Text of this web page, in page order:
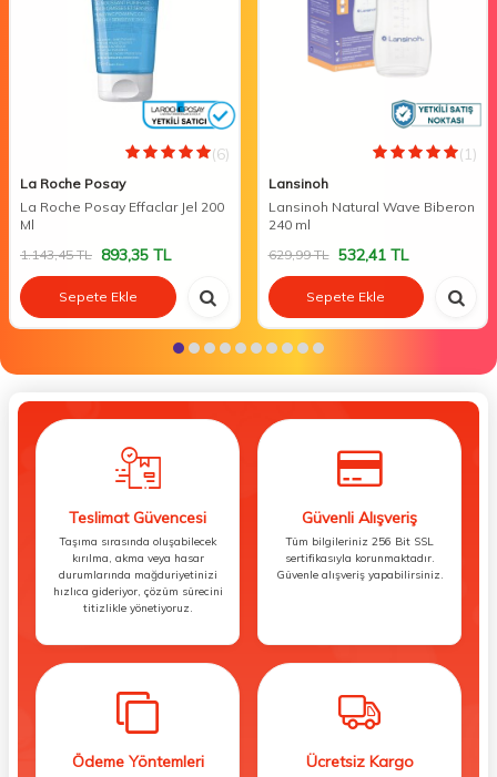
(6)
La Roche Posay
La Roche Posay Effaclar Jel 200
Ml
1.143,45TL 893,35 TL
Sepete Ekle
(1)
Lansinoh
Lansinoh Natural Wave Biberon
240 ml
629,99TL 532,41TL
Sepete Ekle
Teslimat Güvencesi
Taşıma sırasında oluşabilecek
kırılma, akma veya hasar
durumlarında mağduriyetinizi
hızlıca gideriyor, çözüm sürecini
titizlikle yönetiyoruz.
Güvenli Alışveriş
Tüm bilgileriniz 256 Bit SSL
sertifikasıyla korunmaktadır.
Güvenle alışveriş yapabilirsiniz.
Ödeme Yöntemleri Ücretsiz Kargo